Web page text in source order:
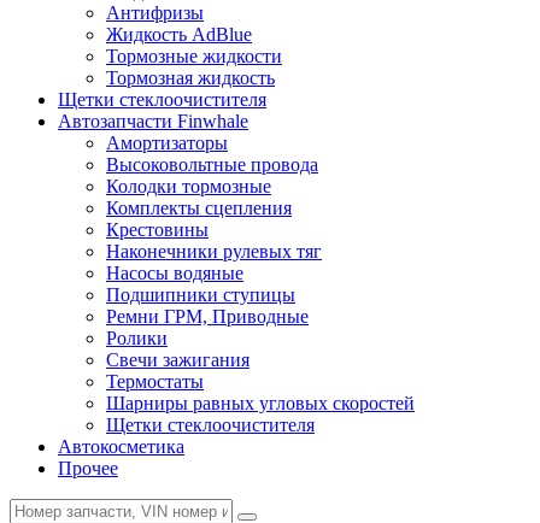
Антифризы
Жидкость AdBlue
Тормозные жидкости
Тормозная жидкость
Щетки стеклоочистителя
Автозапчасти Finwhale
Амортизаторы
Высоковольтные провода
Колодки тормозные
Комплекты сцепления
Крестовины
Наконечники рулевых тяг
Насосы водяные
Подшипники ступицы
Ремни ГРМ, Приводные
Ролики
Свечи зажигания
Термостаты
Шарниры равных угловых скоростей
Щетки стеклоочистителя
Автокосметика
Прочее